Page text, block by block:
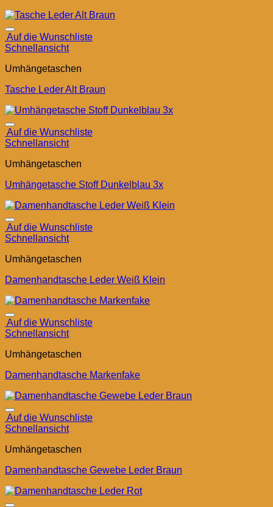
Auf die Wunschliste
Schnellansicht
Umhängetaschen
Tasche Leder Alt Braun
Auf die Wunschliste
Schnellansicht
Umhängetaschen
Umhängetasche Stoff Dunkelblau 3x
Auf die Wunschliste
Schnellansicht
Umhängetaschen
Damenhandtasche Leder Weiß Klein
Auf die Wunschliste
Schnellansicht
Umhängetaschen
Damenhandtasche Markenfake
Auf die Wunschliste
Schnellansicht
Umhängetaschen
Damenhandtasche Gewebe Leder Braun